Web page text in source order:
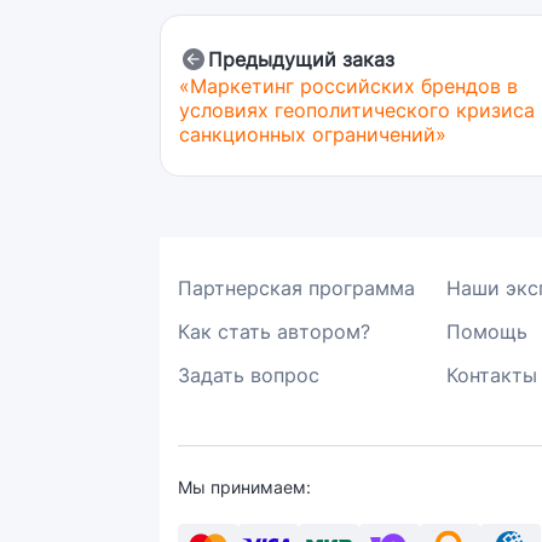
Предыдущий заказ
«Маркетинг российских брендов в
условиях геополитического кризиса
санкционных ограничений»
Партнерская программа
Наши
Как стать автором?
Помощь
Задать вопрос
Контакты
Мы принимаем: